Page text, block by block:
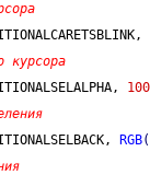
курсора
100
RGB(